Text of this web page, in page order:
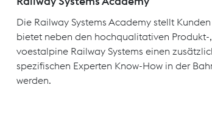
Die Railway Systems Academy stellt
bietet neben den hochqualitativen Produkt-
voestalpine Railway Systems einen
spezifischen Experten Know-How in der
werden.